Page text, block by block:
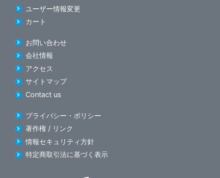
ユーザー情報変更
カート
お問い合わせ
会社情報
アクセス
サイトマップ
Contact us
プライバシー・ポリシー
著作権 / リンク
情報セキュリティ方針
特定商取引法に基づく表示